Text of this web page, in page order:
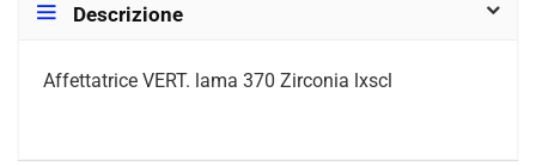
Descrizione
Affettatrice VERT. lama 370 Zirconia lxscl